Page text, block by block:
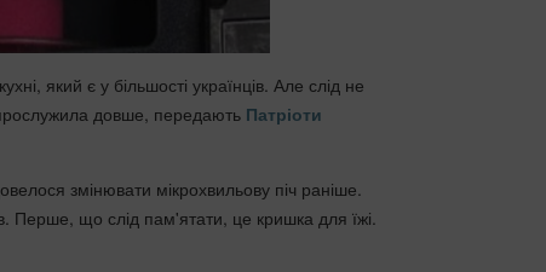
який є у більшості українців. Але слід не
довше, передають Патріоти
змінювати мікрохвильову піч раніше.
Перше, що слід пам'ятати, це кришка для їжі.